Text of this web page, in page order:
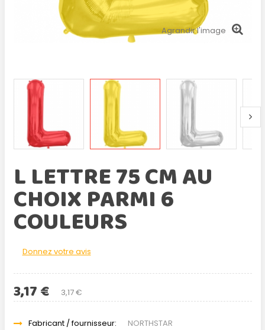
Agrandir l'image
L LETTRE 75 CM AU
CHOIX PARMI 6
COULEURS
Donnez votre avis
3,17 €
3,17 €
Fabricant / fournisseur:
NORTHSTAR